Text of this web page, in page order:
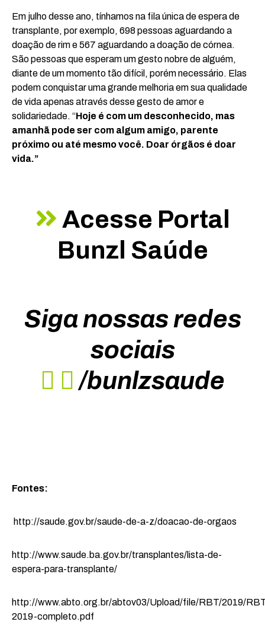
Em julho desse ano, tínhamos na fila única de espera de
transplante, por exemplo, 698 pessoas aguardando a
doação de rim e 567 aguardando a doação de córnea.
São pessoas que esperam um gesto nobre de alguém,
diante de um momento tão difícil, porém necessário. Elas
podem conquistar uma grande melhoria em sua qualidade
de vida apenas através desse gesto de amor e
solidariedade. “Hoje é com um desconhecido, mas
amanhã pode ser com algum amigo, parente
próximo ou até mesmo você. Doar órgãos é doar
vida.”
Acesse Portal
Bunzl Saúde
Siga nossas redes
sociais
/bunlzsaude
Fontes:
http://saude.gov.br/saude-de-a-z/doacao-de-orgaos
http://www.saude.ba.gov.br/transplantes/lista-de-
espera-para-transplante/
http://www.abto.org.br/abtov03/Upload/file/RBT/2019/
2019-completo.pdf